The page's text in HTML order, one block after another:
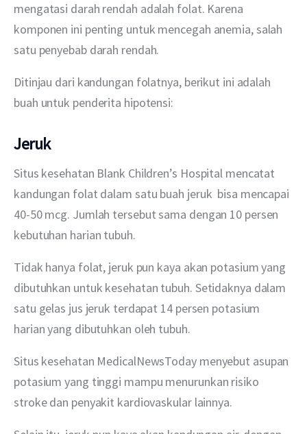
mengatasi darah rendah adalah folat. Karena
komponen ini penting untuk mencegah anemia, salah
satu penyebab darah rendah.
Ditinjau dari kandungan folatnya, berikut ini adalah
buah untuk penderita hipotensi:
Jeruk
Situs kesehatan Blank Children’s Hospital mencatat
kandungan folat dalam satu buah jeruk  bisa mencapai
40-50 mcg. Jumlah tersebut sama dengan 10 persen
kebutuhan harian tubuh.
Tidak hanya folat, jeruk pun kaya akan potasium yang
dibutuhkan untuk kesehatan tubuh. Setidaknya dalam
satu gelas jus jeruk terdapat 14 persen potasium
harian yang dibutuhkan oleh tubuh.
Situs kesehatan MedicalNewsToday menyebut asupan
potasium yang tinggi mampu menurunkan risiko
stroke dan penyakit kardiovaskular lainnya.